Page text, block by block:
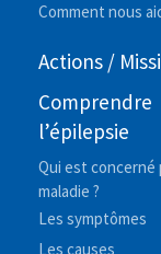
Comment nous
Actions /
Comprendre
l’épilepsie
Qui est concerné
maladie ?
Les symptômes
Les causes